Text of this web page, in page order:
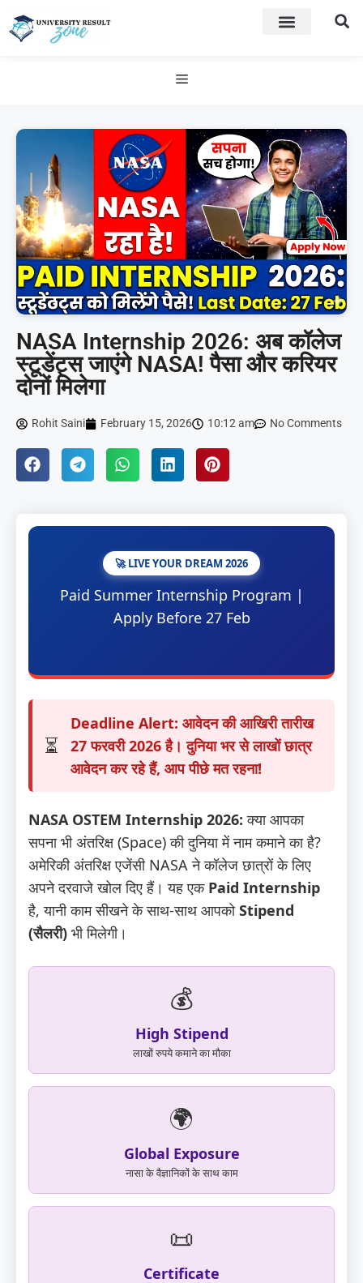
NASA Internship 2026: अब कॉलेज
स्टूडेंट्स जाएंगे NASA! पैसा और करियर
दोनों मिलेगा
Rohit Saini February 15, 2026 10:12 am No Comments
🚀 LIVE YOUR DREAM 2026
Paid Summer Internship Program |
Apply Before 27 Feb
⏳
Deadline Alert: आवेदन की आखिरी तारीख
27 फरवरी 2026है। दुनिया भर से लाखों छात्र
आवेदन कर रहे हैं, आप पीछे मत रहना!
NASA OSTEM Internship 2026: क्या आपका
सपना भी अंतरिक्ष (Space) की दुनिया में नाम कमाने का है?
अमेरिकी अंतरिक्ष एजेंसी NASA ने कॉलेज छात्रों के लिए
अपने दरवाजे खोल दिए हैं। यह एक Paid Internship
है, यानी काम सीखने के साथ-साथ आपकोStipend
(सैलरी) भी मिलेगी।
💰
High Stipend
लाखों रुपये कमाने का मौका
🌍
Global Exposure
नासा के वैज्ञानिकों के साथ काम
📜
Certificate